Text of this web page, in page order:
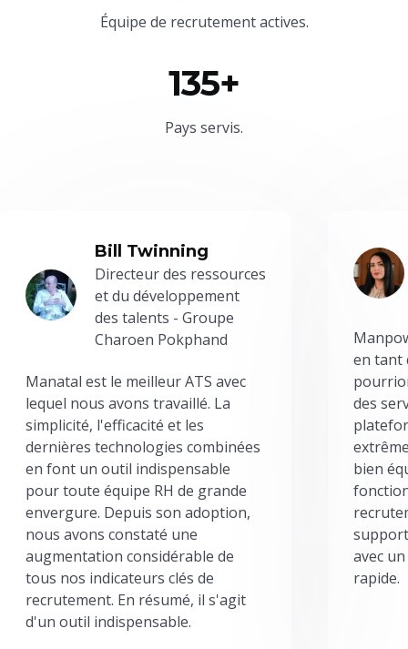
Équipe de recrutement actives.
135+
Pays servis.
Bill Twinning
Directeur des ressources
et du développement
des talents - Groupe
Charoen Pokphand
Manatal est le meilleur ATS avec
lequel nous avons travaillé. La
simplicité, l'efficacité et les
dernières technologies combinées
en font un outil indispensable
pour toute équipe RH de grande
envergure. Depuis son adoption,
nous avons constaté une
augmentation considérable de
tous nos indicateurs clés de
recrutement. En résumé, il s'agit
d'un outil indispensable.
en tant
des
bien
avec
rapide.